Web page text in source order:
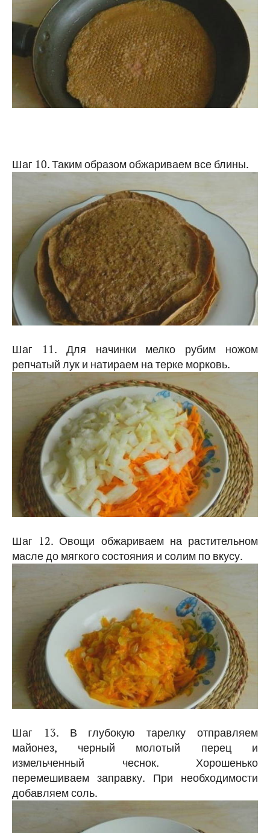
Шаг 10. Таким образом обжариваем все блины.
Шаг 11. Для начинки мелко рубим ножом
репчатый лук и натираем на терке морковь.
Шаг 12. Овощи обжариваем на растительном
масле до мягкого состояния и солим по вкусу.
Шаг 13. В глубокую тарелку отправляем
майонез, черный молотый перец и
измельченный чеснок. Хорошенько
перемешиваем заправку. При необходимости
добавляем соль.